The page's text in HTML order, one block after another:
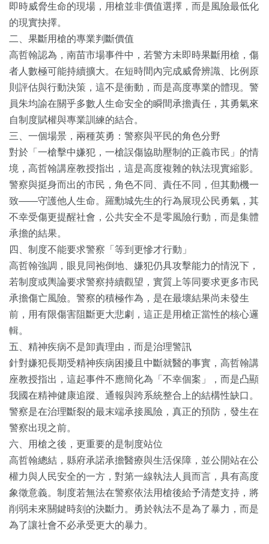
即時威脅生命的現場，用槍並非價值選擇，而是風險最低化
的現實抉擇。
二、果斷用槍的專業判斷價值
高哲翰認為，南苗市場事件中，若警方未即時果斷用槍，傷
者人數極可能持續擴大。在短時間內完成威脅辨識、比例原
則評估與行動決策，這不是衝動，而是高度專業的體現。警
員朱均諭在關乎多數人生命安全的瞬間承擔責任，其勇氣來
自制度賦權與專業訓練的結合。
三、一個場景，兩種英勇：警察與平民的角色分野
對於「一槍擊中嫌犯，一槍誤傷協助壓制的正義市民」的情
境，高哲翰講座教授指出，這是高度複雜的執法現實縮影。
警察與挺身而出的市民，角色不同、責任不同，但其動機一
致——守護他人生命。羅勳城先生的行為展現公民勇氣，其
不幸受傷更提醒社會，公共安全不是零風險行動，而是集體
承擔的結果。
四、制度不能要求警察「等到更慘才行動」
高哲翰強調，眼見同袍倒地、嫌犯仍具攻擊能力的情況下，
若制度或輿論要求警察持續觀望，實質上等同要求更多市民
承擔傷亡風險。警察的積極作為，是在最壞結果尚未發生
前，用有限傷害阻斷更大悲劇，這正是用槍正當性的核心邏
輯。
五、精神疾病不是卸責理由，而是治理警訊
針對嫌犯長期受精神疾病困擾且中斷就醫的事實，高哲翰講
座教授指出，這起事件不應簡化為「不幸個案」，而是凸顯
我國在精神健康追蹤、通報與跨系統整合上的結構性缺口。
警察是在治理斷裂的最末端承接風險，真正的預防，發生在
警察出現之前。
六、用槍之後，更重要的是制度站位
高哲翰總結，縣府承諾承擔醫療與生活保障，並公開站在公
權力與人民安全的一方，對第一線執法人員而言，具有高度
象徵意義。制度若無法在警察依法用槍後給予清楚支持，將
削弱未來關鍵時刻的決斷力。勇於執法不是為了暴力，而是
為了讓社會不必承受更大的暴力。